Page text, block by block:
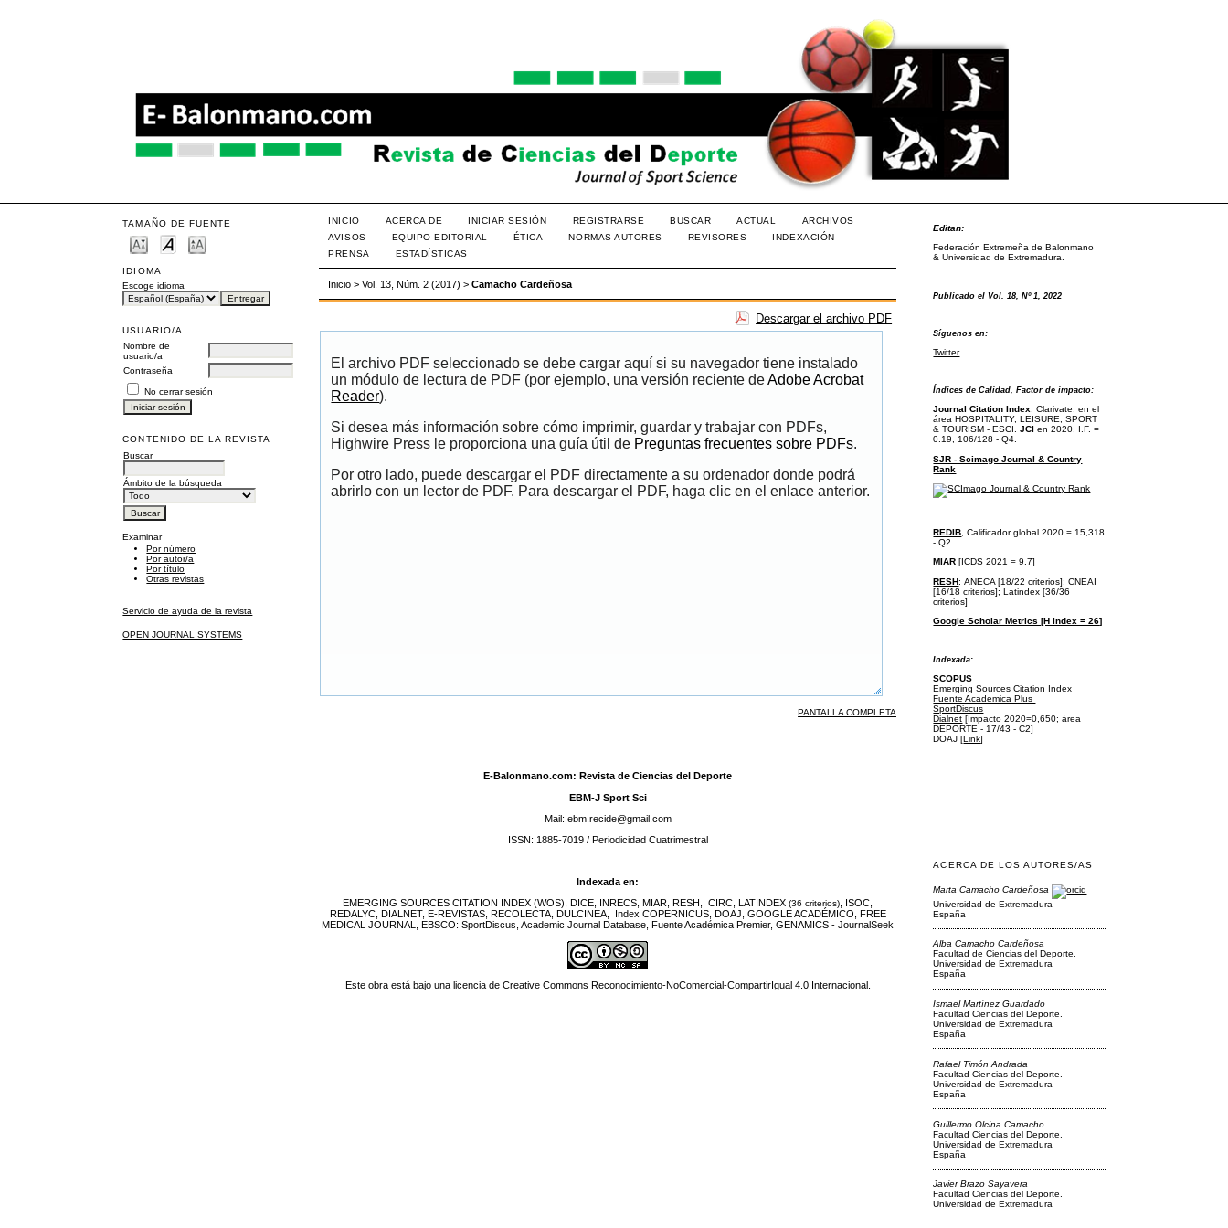
TAMAÑO DE FUENTE
IDIOMA
Escoge idioma
USUARIO/A
Nombre de
usuario/a
Contraseña
No cerrar sesión
CONTENIDO DE LA REVISTA
Buscar
Ámbito de la búsqueda
Examinar
Por número
Por autor/a
Por título
Otras revistas
Servicio de ayuda de la revista
OPEN JOURNAL SYSTEMS
Editan:
Federación Extremeña de Balonmano
& Universidad de Extremadura.
Publicado el Vol. 18, Nº 1, 2022
Síguenos en:
Twitter
Índices de Calidad, Factor de impacto:
Journal Citation Index, Clarivate, en el
áreaHOSPITALITY, LEISURE, SPORT
& TOURISM - ESCI. JCI en 2020, I.F. =
0.19, 106/128 - Q4.
SJR - Scimago Journal & Country
Rank
REDIB , Calificador global 2020 = 15,318
- Q2
MIAR [ICDS 2021 = 9.7]
RESH:ANECA [18/22 criterios];CNEAI
[16/18 criterios];Latindex [36/36
criterios]
Google Scholar Metrics [H Index = 26]
Indexada:
SCOPUS
Emerging Sources Citation Index
Fuente Academica Plus
SportDiscus
Dialnet [Impacto 2020=0,650; área
DEPORTE - 17/43 - C2]
DOAJ [Link]
ACERCA DE LOS AUTORES/AS
Marta Camacho Cardeñosa
Universidad de Extremadura
España
Alba Camacho Cardeñosa
Facultad de Ciencias del Deporte.
Universidad de Extremadura
España
Ismael Martínez Guardado
Facultad Ciencias del Deporte.
Universidad de Extremadura
España
Rafael Timón Andrada
Facultad Ciencias del Deporte.
Universidad de Extremadura
España
Guillermo Olcina Camacho
Facultad Ciencias del Deporte.
Universidad de Extremadura
España
Javier Brazo Sayavera
Facultad Ciencias del Deporte.
Universidad de Extremadura
INICIO ACERCA DE INICIAR SESIÓN REGISTRARSE BUSCAR ACTUAL
ARCHIVOS
AVISOS
EQUIPO EDITORIAL ÉTICA NORMAS AUTORES REVISORES
INDEXACIÓN
PRENSA
ESTADÍSTICAS
Inicio >Vol. 13, Núm. 2 (2017) >Camacho Cardeñosa
Descargar el archivo PDF
El archivo PDF seleccionado se debe cargar aquí si su navegador tiene instalado
un módulo de lectura de PDF (por ejemplo, una versión reciente deAdobe Acrobat
Reader).
Si desea más información sobre cómo imprimir, guardar y trabajar con PDFs,
Highwire Press le proporciona una guía útil de Preguntas frecuentes sobre PDFs.
Por otro lado, puede descargar el PDF directamente a su ordenador donde podrá
abrirlo con un lector de PDF. Para descargar el PDF, haga clic en el enlace anterior.
PANTALLA COMPLETA
E-Balonmano.com: Revista de Ciencias del Deporte
EBM-J Sport Sci
Mail: ebm.recide@gmail.com
ISSN: 1885-7019 / Periodicidad Cuatrimestral
Indexada en:
EMERGING SOURCES CITATION INDEX (WOS), DICE, INRECS, MIAR, RESH, CIRC, LATINDEX(36 criterios), ISOC,
REDALYC, DIALNET, E-REVISTAS, RECOLECTA, DULCINEA, Index COPERNICUS, DOAJ, GOOGLE ACADÉMICO, FREE
MEDICAL JOURNAL, EBSCO: SportDiscus, Academic Journal Database, Fuente Académica Premier, GENAMICS - JournalSeek
Este obra está bajo una licencia de Creative Commons Reconocimiento-NoComercial-CompartirIgual 4.0 Internacional.